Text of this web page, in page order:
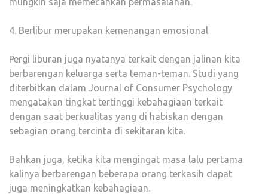
4. Berlibur merupakan kemenangan emosional
Pergi liburan juga nyatanya terkait dengan jalinan kita
berbarengan keluarga serta teman-teman. Studi yang
diterbitkan dalam Journal of Consumer Psychology
mengatakan tingkat tertinggi kebahagiaan terkait
dengan saat berkualitas yang di habiskan dengan
sebagian orang tercinta di sekitaran kita.
Bahkan juga, ketika kita mengingat masa lalu pertama
kalinya berbarengan beberapa orang terkasih dapat
juga meningkatkan kebahagiaan.